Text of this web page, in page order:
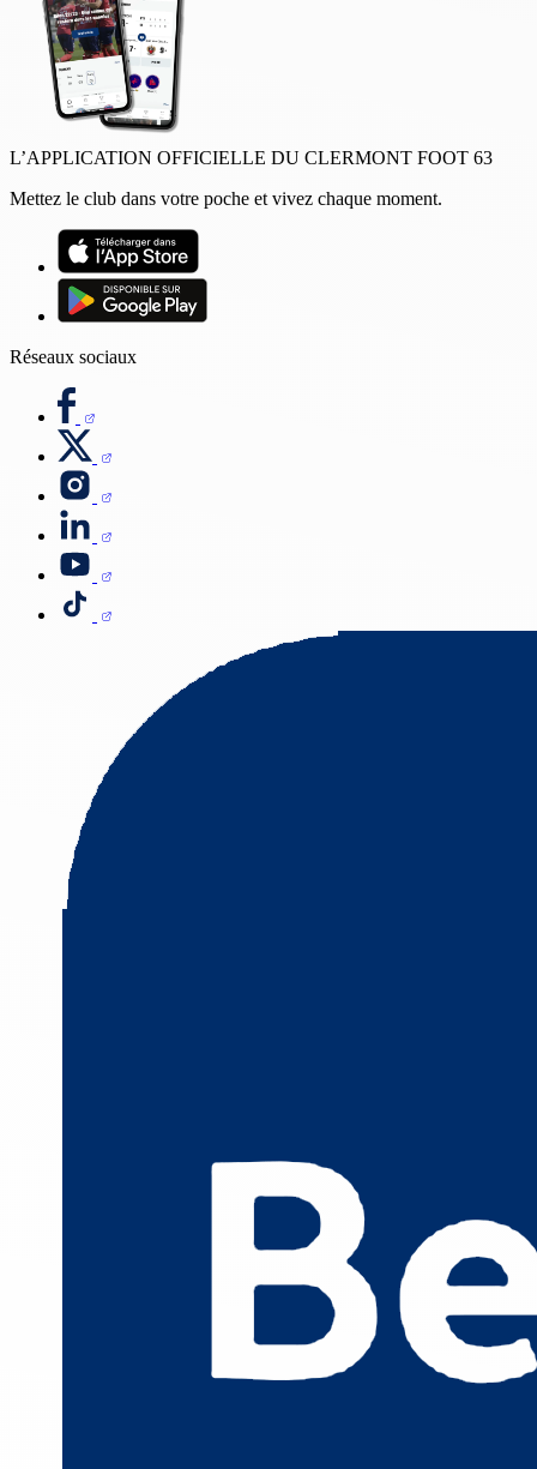
L’APPLICATION OFFICIELLE DU CLERMONT FOOT 63
Mettez le club dans votre poche et vivez chaque moment.
Réseaux sociaux